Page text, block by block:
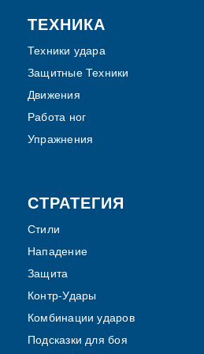
ТЕХНИКА
Техники удара
Защитные Техники
Движения
Работа ног
Упражнения
СТРАТЕГИЯ
Стили
Нападение
Защита
Контр-Удары
Комбинации ударов
Подсказки для боя